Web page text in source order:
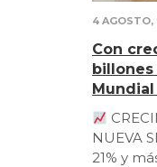
4
Con
billones
NUEVA
21% y